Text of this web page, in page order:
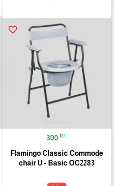
favorite_border
300 ₪
Flamingo Classic Commode
chair U - Basic OC2283